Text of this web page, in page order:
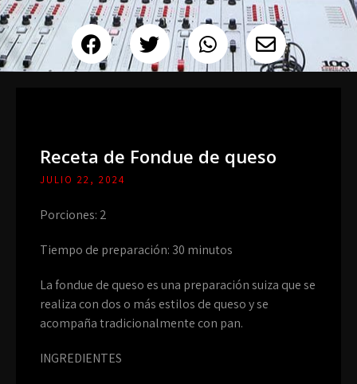
Receta de Fondue de queso
JULIO 22, 2024
Porciones: 2
Tiempo de preparación: 30 minutos
La fondue de queso es una preparación suiza que se
realiza con dos o más estilos de queso y se
acompaña tradicionalmente con pan.
INGREDIENTES